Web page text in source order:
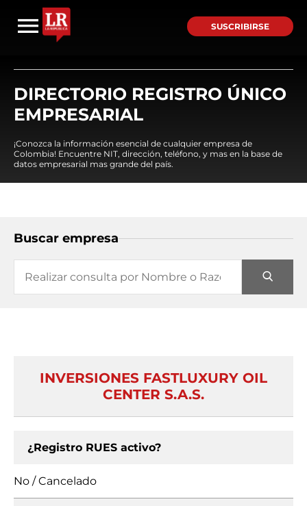
SUSCRIBIRSE
DIRECTORIO REGISTRO ÚNICO
EMPRESARIAL
¡Conozca la información esencial de cualquier empresa de
Colombia! Encuentre NIT, dirección, teléfono, y mas en la base de
datos empresarial mas grande del país.
Buscar empresa
INVERSIONES FASTLUXURY OIL
CENTER S.A.S.
¿Registro RUES activo?
No / Cancelado